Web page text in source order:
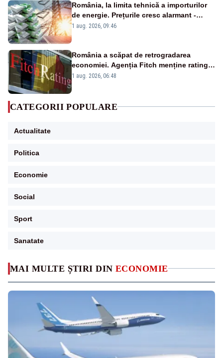
MAI MULTE ȘTIRI DIN ECONOMIE
România, la limita tehnică a importurilor
de energie. Prețurile cresc alarmant -
Analiză Realitatea Plus
1 aug. 2026, 09:46
România a scăpat de retrogradarea
economiei. Agenția Fitch menține ratingul
„BBB-” cu perspectivă negativă
1 aug. 2026, 06:48
CATEGORII POPULARE
Actualitate
Politica
Economie
Social
Sport
Sanatate